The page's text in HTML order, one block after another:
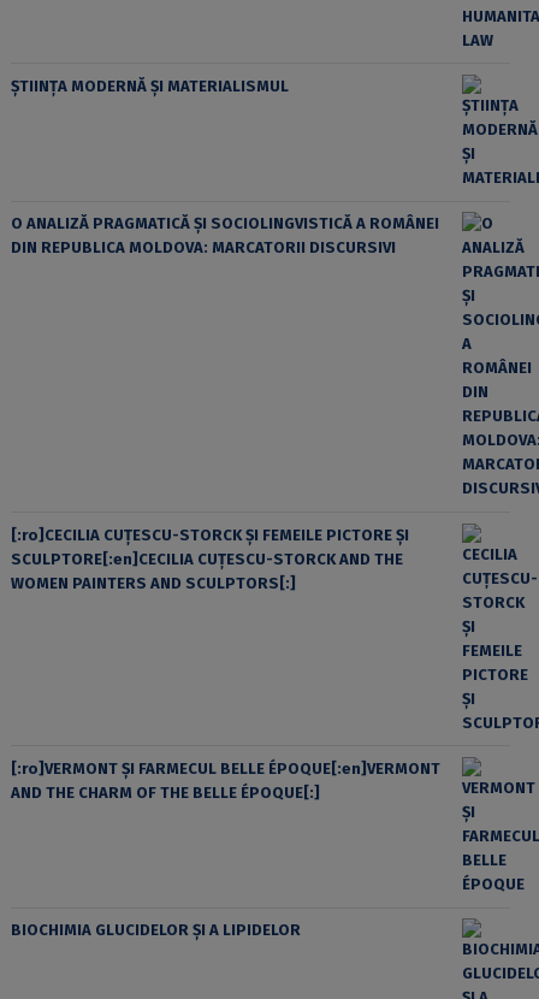
ȘTIINȚA MODERNĂ ȘI MATERIALISMUL
O ANALIZĂ PRAGMATICĂ ȘI SOCIOLINGVISTICĂ A ROMÂNEI
DIN REPUBLICA MOLDOVA: MARCATORII DISCURSIVI
[:ro]CECILIA CUŢESCU-STORCK ŞI FEMEILE PICTORE ŞI
SCULPTORE[:en]CECILIA CUŢESCU-STORCK AND THE
WOMEN PAINTERS AND SCULPTORS[:]
[:ro]VERMONT ȘI FARMECUL BELLE ÉPOQUE[:en]VERMONT
AND THE CHARM OF THE BELLE ÉPOQUE[:]
BIOCHIMIA GLUCIDELOR ȘI A LIPIDELOR